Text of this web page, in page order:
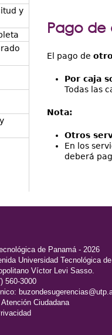
Pago de
El pago de
Por caja
Todas las
Nota:
Otros
En los
deberá
y
de Panamá - 2026
Universidad Tecnológica
Víctor Levi Sasso.
560-3000
Ciudadana